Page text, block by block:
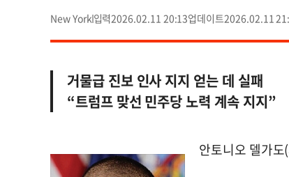
New York 2026.02.11 20:13 2026.02.11
거물급 진보 인사 지지 얻는 데 실패
“트럼프 맞선 민주당 노력 계속 지지”
안토니오 델가